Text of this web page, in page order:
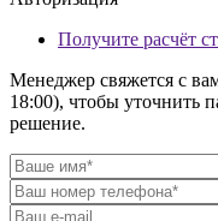
Получите расчёт
Менеджер свяжется с
18:00), чтобы уточнить
решение.